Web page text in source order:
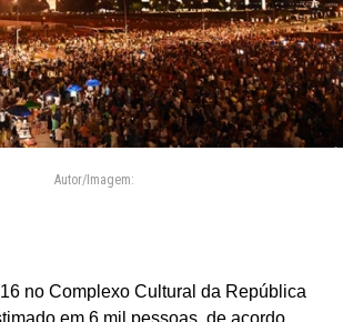
Autor/Imagem:
no Complexo Cultural da República
em 6 mil pessoas, de acordo